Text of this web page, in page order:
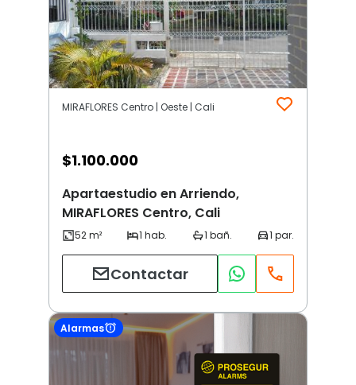
MIRAFLORES Centro | Oeste | Cali
$1.100.000
Apartaestudio en Arriendo,
MIRAFLORES Centro, Cali
Contactar
Alarmas